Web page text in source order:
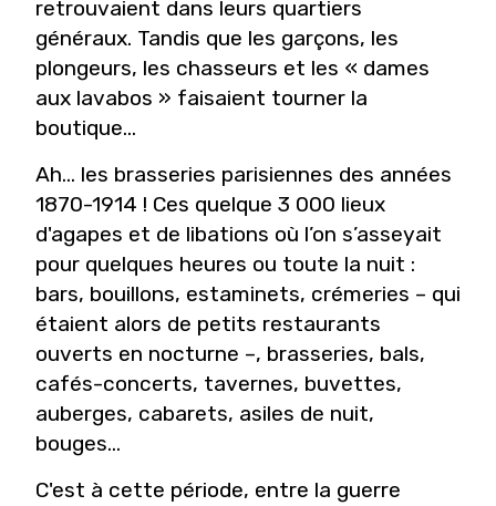
retrouvaient dans leurs quartiers
généraux. Tandis que les garçons, les
plongeurs, les chasseurs et les « dames
aux lavabos » faisaient tourner la
boutique…
Ah… les brasseries parisiennes des années
1870-1914 ! Ces quelque 3 000 lieux
d'agapes et de libations où l’on s’asseyait
pour quelques heures ou toute la nuit :
bars, bouillons, estaminets, crémeries – qui
étaient alors de petits restaurants
ouverts en nocturne –, brasseries, bals,
cafés-concerts, tavernes, buvettes,
auberges, cabarets, asiles de nuit,
bouges…
C'est à cette période, entre la guerre